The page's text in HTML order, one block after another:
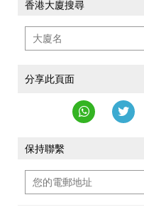
香港大廈搜尋
分享此頁面
保持聯繫